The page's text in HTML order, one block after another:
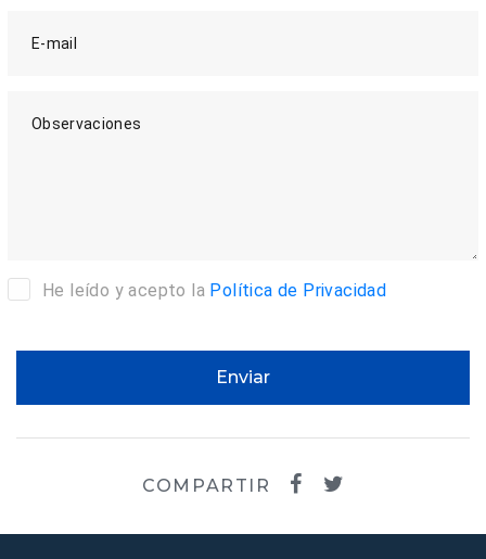
E-mail
Observaciones
He leído y acepto la Política de Privacidad
Enviar
COMPARTIR